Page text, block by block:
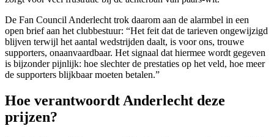
De Fan Council Anderlecht trok daarom aan de alarmbel in een
open brief aan het clubbestuur: “Het feit dat de tarieven ongewijzigd
blijven terwijl het aantal wedstrijden daalt, is voor ons, trouwe
supporters, onaanvaardbaar. Het signaal dat hiermee wordt gegeven
is bijzonder pijnlijk: hoe slechter de prestaties op het veld, hoe meer
de supporters blijkbaar moeten betalen.”
Hoe verantwoordt Anderlecht deze
prijzen?